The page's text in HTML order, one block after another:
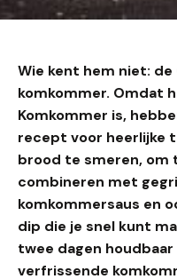
Wie kent hem niet:
komkommer. Omdat
Komkommer is,
recept voor heerlijke
brood te smeren, om
combineren met
komkommersaus en
dip die je snel kunt
twee dagen houdbaar
verfrissende